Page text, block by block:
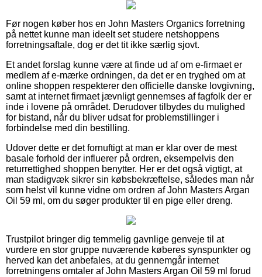
Før nogen køber hos en John Masters Organics forretning
på nettet kunne man ideelt set studere netshoppens
forretningsaftale, dog er det tit ikke særlig sjovt.
Et andet forslag kunne være at finde ud af om e-firmaet er
medlem af e-mærke ordningen, da det er en tryghed om at
online shoppen respekterer den officielle danske lovgivning,
samt at internet firmaet jævnligt gennemses af fagfolk der er
inde i lovene på området. Derudover tilbydes du mulighed
for bistand, når du bliver udsat for problemstillinger i
forbindelse med din bestilling.
Udover dette er det fornuftigt at man er klar over de mest
basale forhold der influerer på ordren, eksempelvis den
returrettighed shoppen benytter. Her er det også vigtigt, at
man stadigvæk sikrer sin købsbekræftelse, således man når
som helst vil kunne vidne om ordren af John Masters Argan
Oil 59 ml, om du søger produkter til en pige eller dreng.
Trustpilot bringer dig temmelig gavnlige genveje til at
vurdere en stor gruppe nuværende køberes synspunkter og
herved kan det anbefales, at du gennemgår internet
forretningens omtaler af John Masters Argan Oil 59 ml forud